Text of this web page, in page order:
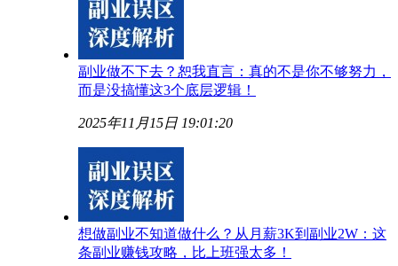
副业做不下去？恕我直言：真的不是你不够努力，
而是没搞懂这3个底层逻辑！
2025年11月15日 19:01:20
想做副业不知道做什么？从月薪3K到副业2W：这
条副业赚钱攻略，比上班强太多！